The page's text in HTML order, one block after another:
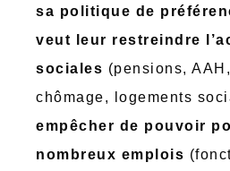
sa politique de
veut leur restreindre
sociales (pensions,
chômage, logements
empêcher de pouvoir
nombreux emplois